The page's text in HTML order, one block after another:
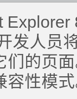
发人员
们的页
容性模